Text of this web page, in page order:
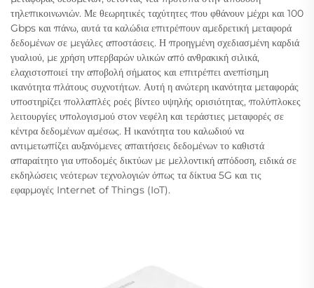
τηλεπικοινωνιών. Με θεωρητικές ταχύτητες που φθάνουν μέχρι και 100
Gbps και πάνω, αυτά τα καλώδια επιτρέπουν αμεδρετική μεταφορά
δεδομένων σε μεγάλες αποστάσεις. Η προηγμένη σχεδιασμένη καρδιά
γυαλιού, με χρήση υπερβαρών υλικών από ανθρακική σιλικά,
ελαχιστοποιεί την αποβολή σήματος και επιτρέπει ανεπίσημη
ικανότητα πλάτους συχνοτήτων. Αυτή η ανώτερη ικανότητα μεταφοράς
υποστηρίζει πολλαπλές ροές βίντεο υψηλής ορισιότητας, πολύπλοκες
λειτουργίες υπολογισμού στον νεφέλη και τεράστιες μεταφορές σε
κέντρα δεδομένων αμέσως. Η ικανότητα του καλωδιού να
αντιμετωπίζει αυξανόμενες απαιτήσεις δεδομένων το καθιστά
απαραίτητο για υποδομές δικτύων με μελλοντική απόδοση, ειδικά σε
εκδηλώσεις νεότερων τεχνολογιών όπως τα δίκτυα 5G και τις
εφαρμογές Internet of Things (IoT).